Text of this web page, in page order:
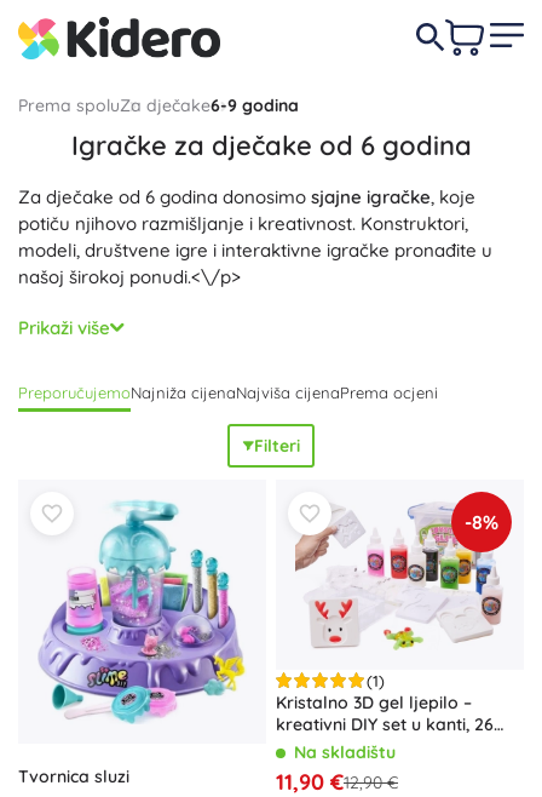
Prema spoluZa dječake6-9 godina
Igračke za dječake od 6 godina
Za dječake od 6 godina donosimo sjajne igračke, koje
potiču njihovo razmišljanje i kreativnost. Konstruktori,
modeli, društvene igre i interaktivne igračke pronađite u
našoj širokoj ponudi.<\/p>
Svi su proizvodi
igru i zabavu s prijateljima. Pronađite pravi poklon za malog
Prikaži više
PreporučujemoNajniža cijenaNajviša cijenaPrema ocjeni
Filteri
Tvornica sluzi
-8%
(1)
Kristalno 3D gel ljepilo –
kreativni DIY set u kanti, 26
dijelova
Na skladištu
11,90 €12,90 €